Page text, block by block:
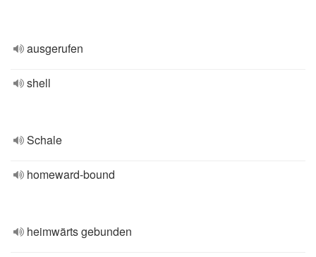
ausgerufen
shell
Schale
homeward-bound
heimwärts gebunden